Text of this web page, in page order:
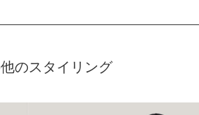
のスタイリング